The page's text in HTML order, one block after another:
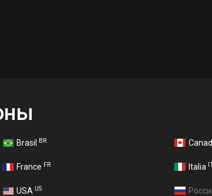
Brasil BR
France FR Italia
USA US